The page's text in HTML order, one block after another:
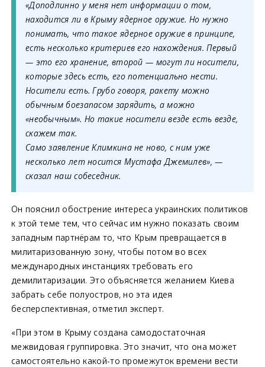
«Доподлинно у меня нет информации о том,
находится ли в Крыму ядерное оружие. Но нужно
понимать, что такое ядерное оружие в принципе,
есть несколько критериев его нахождения. Первый
— это его хранение, второй — могут ли носители,
которые здесь есть, его потенциально нести.
Носители есть. Грубо говоря, ракету можно
обычным боезапасом зарядить, а можно
«необычным». Но такие носители везде есть везде,
скажем так.
Само заявление Климкина не ново, с ним уже
несколько лет носится Мустафа Джемилев», —
сказал наш собеседник.
Он пояснил обострение интереса украинских политиков
к этой теме тем, что сейчас им нужно показать своим
западным партнёрам то, что Крым превращается в
милитаризованную зону, чтобы потом во всех
международных инстанциях требовать его
демилитаризации. Это объясняется желанием Киева
забрать себе полуостров, но эта идея
бесперспективная, отметил эксперт.
«При этом в Крыму создана самодостаточная
межвидовая группировка. Это значит, что она может
самостоятельно какой-то промежуток времени вести